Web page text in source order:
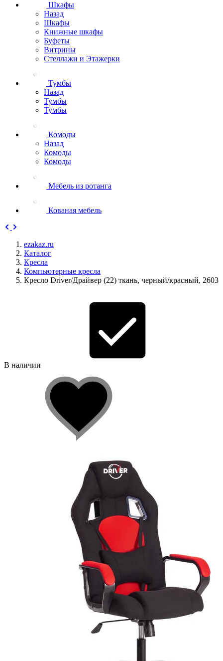
Шкафы
Назад
Шкафы
Книжные шкафы
Буфеты
Витрины
Стеллажи и Этажерки
Тумбы
Назад
Тумбы
Тумбы
Комоды
Назад
Комоды
Комоды
Мебель из ротанга
Кованая мебель
ezakaz.ru
Каталог
Кресла
Компьютерные кресла
Кресло Driver/Драйвер (22) ткань, черный/красный, 2603
В наличии